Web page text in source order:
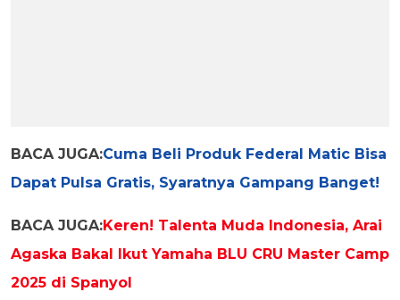
BACA JUGA:Cuma Beli Produk Federal Matic Bisa
Dapat Pulsa Gratis, Syaratnya Gampang Banget!
BACA JUGA:Keren! Talenta Muda Indonesia, Arai
Agaska Bakal Ikut Yamaha BLU CRU Master Camp
2025 di Spanyol